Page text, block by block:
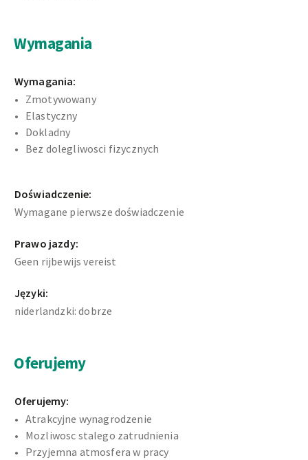
Wymagania
Wymagania:
Zmotywowany
Elastyczny
Dokladny
Bez dolegliwosci fizycznych
Doświadczenie:
Wymagane pierwsze doświadczenie
Prawo jazdy:
Geen rijbewijs vereist
Języki:
niderlandzki: dobrze
Oferujemy
Oferujemy:
Atrakcyjne wynagrodzenie
Mozliwosc stalego zatrudnienia
Przyjemna atmosfera w pracy